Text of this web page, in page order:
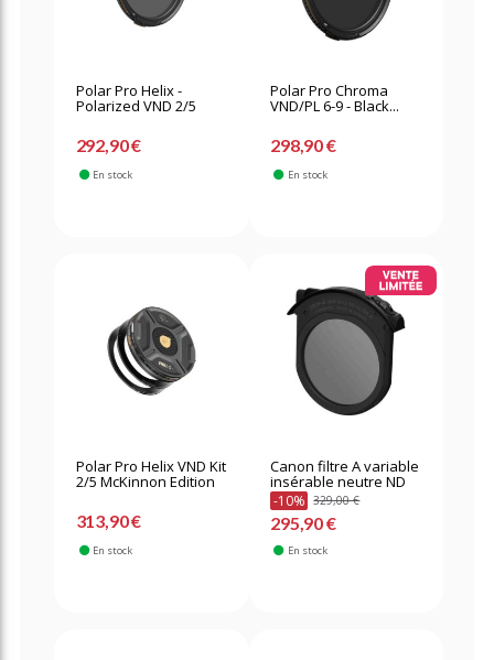
Polar Pro Helix -
Polarized VND 2/5
292,90 €
En stock
Polar Pro Chroma
VND/PL 6-9 - Black...
298,90 €
En stock
Polar Pro Helix VND Kit
2/5 McKinnon Edition
313,90 €
En stock
Canon filtre A variable
insérable neutre ND
-10% 329,00 €
295,90 €
En stock